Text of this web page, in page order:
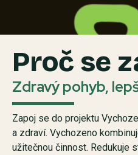
Proč se
Zdravý pohyb,
Zapoj se do projektu
a zdraví. Vychozeno
užitečnou činnost. Redukuje